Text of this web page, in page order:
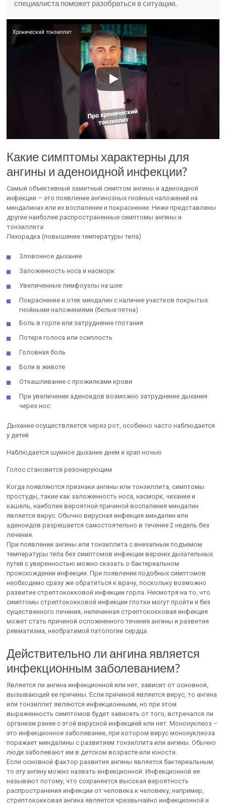
специалиста поможет разобраться в ситуации.
Хронический тонзиллит
Какие симптомы характерны для
ангины и аденоидной инфекции?
Самый объективный заметный симптом ангины и аденоидной
инфекции – это появление ангинозных гнойных наложений на
миндалинах или их воспаление и покраснение. Ниже представлены
другие наиболее распространенные симптомы ангины и
тонзиллита:
Лихорадка (повышение температуры тела)
Зловонное дыхание
Заложенность носа и насморк
Увеличенные лимфоузлы на шее
Покраснение и отек миндалин с наличие участков покрытых
гнойными наложениями (белые пятна)
Боль в горле или затруднение глотания
Потеря голоса или осиплость
Головная боль
Боли в животе
Откашливание с прожилками крови
При увеличении аденоидов возможно затруднение дыхания
через нос:
Дыхание осуществляется через рот, особенно часто наблюдается
у детей
Наблюдается шумное дыхание днем и храп ночью
Голос становится резонирующим
Когда появляются признаки ангины или тонзиллита, симптомы
простуды, такие как заложенность носа, насморк, чихание и
кашель, наиболее вероятной причиной воспаления миндалин
является вирус. Обычно вирусная инфекция миндалин или
аденоидов разрешается самостоятельно в течение 2 недель без
лечения.
При появлении ангины или тонзиллита с внезапным подъемом
температуры тела без симптомов инфекции верхних дыхательных
путей с уверенностью можно сказать о бактериальном
происхождении инфекции. При появлении подобных симптомов
необходимо сразу же обратиться к врачу, поскольку возможно
развитие стрептококковой инфекции горла. Несмотря на то, что
симптомы стрептококковой инфекции глотки могут пройти и без
существенного лечения, нелеченная стрептококковая инфекция
может стать причиной осложненного течения ангины и развития
ревматизма, необратимой патологии сердца.
Действительно ли ангина является
инфекционным заболеванием?
Является ли ангина инфекционной или нет, зависит от основной,
вызывающей ее причины. Если причиной является вирус, то ангина
или тонзиллит являются инфекционными, но при этом
выраженность симптомов будет зависеть от того, встречался ли
организм ранее с этой вирусной инфекцией или нет. Мононуклеоз –
это инфекционное заболевание, при котором вирус мононуклеоза
поражает миндалины с развитием тонзиллита или ангины. Обычно
люди заболевают им в детском возрасте или юности.
Если основной фактор развития ангины является бактериальным,
то эту ангину можно назвать инфекционной. Инфекционной ее
называют потому, что сохраняется высокая вероятность
распространения инфекции от человека к человеку, например,
стрептококковая ангина является чрезвычайно инфекционной и